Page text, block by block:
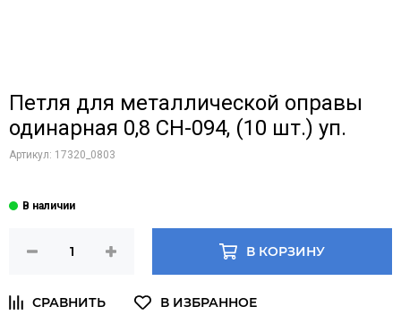
Петля для металлической оправы
одинарная 0,8 СH-094, (10 шт.) уп.
Артикул: 17320_0803
В КОРЗИНУ